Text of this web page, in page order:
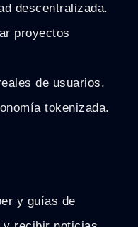
descentralizada.
proyectos
de usuarios.
tokenizada.
y guías de